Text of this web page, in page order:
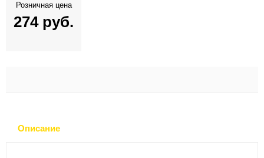
Розничная цена
274 руб.
Описание